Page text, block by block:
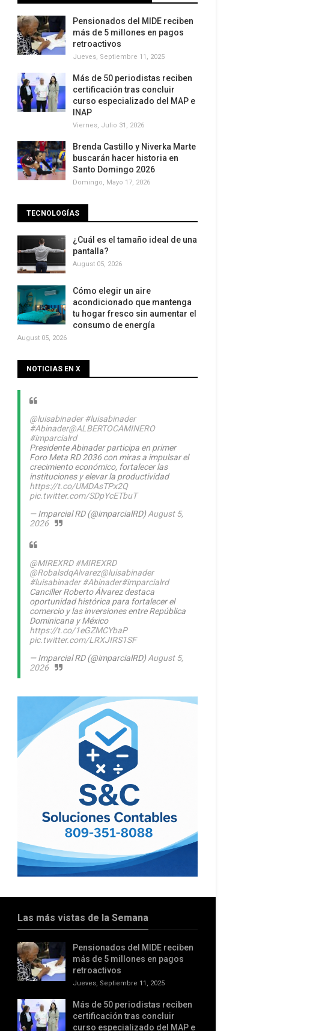
Pensionados del MIDE reciben
más de 5 millones en pagos
retroactivos
Jueves, Septiembre 11, 2025
Más de 50 periodistas reciben
certificación tras concluir
curso especializado del MAP e
INAP
Viernes, Julio 31, 2026
Brenda Castillo y Niverka Marte
buscarán hacer historia en
Santo Domingo 2026
Domingo, Mayo 17, 2026
TECNOLOGÍAS
¿Cuál es el tamaño ideal de una
pantalla?
August 05, 2026
Cómo elegir un aire
acondicionado que mantenga
tu hogar fresco sin aumentar el
consumo de energía
August 05, 2026
NOTICIAS EN X
@luisabinader #luisabinader
#Abinader@ALBERTOCAMINERO
#imparcialrd
Presidente Abinader participa en primer
Foro Meta RD 2036 con miras a impulsar el
crecimiento económico, fortalecer las
instituciones y elevar la productividad
https://t.co/UMDAsTPx2Q
pic.twitter.com/SDpYcETbuT
— Imparcial RD (@imparcialRD)August 5,
2026
@MIREXRD #MIREXRD
@RobalsdqAlvarez@luisabinader
#luisabinader #Abinader#imparcialrd
Canciller Roberto Álvarez destaca
oportunidad histórica para fortalecer el
comercio y las inversiones entre República
Dominicana y México
https://t.co/1eGZMCYbaP
pic.twitter.com/LRXJIRS1SF
— Imparcial RD (@imparcialRD)August 5,
2026
Las más vistas de la Semana
Pensionados del MIDE reciben
más de 5 millones en pagos
retroactivos
Jueves, Septiembre 11, 2025
Más de 50 periodistas reciben
certificación tras concluir
curso especializado del MAP e